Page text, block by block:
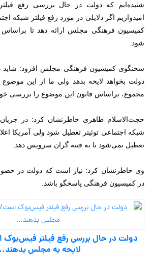
شنیده‌ایم که دولت در حال بررسی رفع
امیدواریم اگر دلایلی در مورد رفع فیلتر شبکه
کمیسیون فرهنگی مجلس ارائه دهد تا براساس
شود.
سخنگوی کمیسیون فرهنگی مجلس افزود:
دولت بخواهد لایحه بدهد ولی ما از این موضوع
مجموع، براساس قانون این موضوع را بررسی
شبکه اجتماعی توئیتر تعطیل شود ولی آمریکا
تعطیل نمی‌شود تا به فتنه گران سرویس دهد.
وی خاطرنشان کرد: نیاز است که دولت در
در کمیسیون فرهنگی پاسخگو باشد.
دولت در حال بررسی رفع فیلتر
لایحه به مجلس